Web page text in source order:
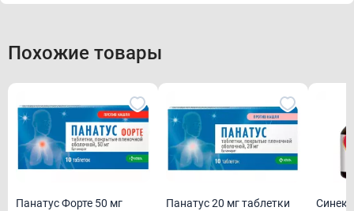
Похожие товары
Панатус Форте 50 мг
Панатус 20 мг таблетки